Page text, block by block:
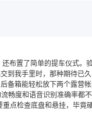
布置了简单的提车仪式
到我手里时，那种期待已
备箱能轻松放下两个露营
畅度和语音识别准确率都
点检查底盘和悬挂，毕竟